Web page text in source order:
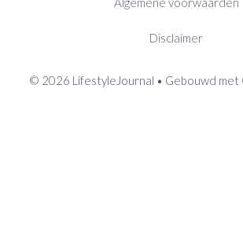
Disclaimer
© 2026 LifestyleJournal • Gebouwd met